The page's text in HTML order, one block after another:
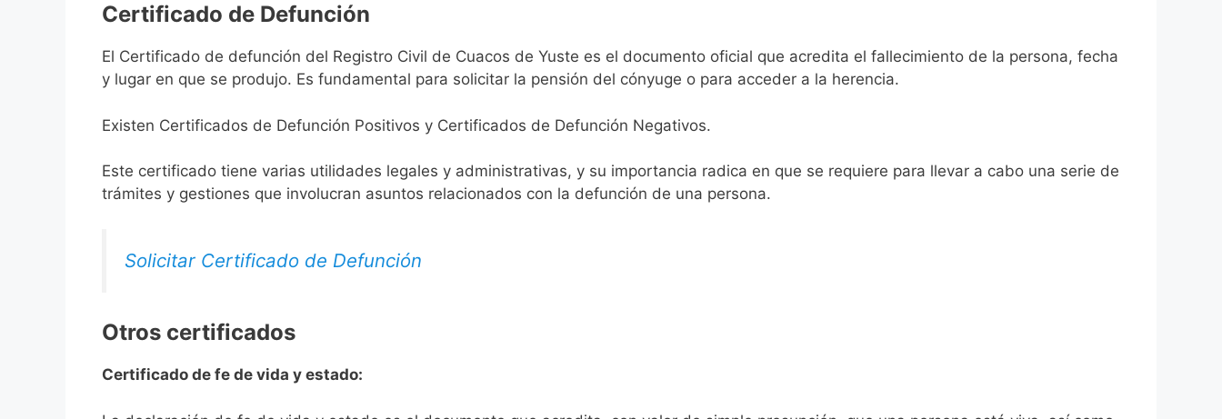
Certificado de Defunción
El Certificado de defunción del Registro Civil de Cuacos de Yuste es el documento oficial que acredita el fallecimiento de la persona, fecha
y lugar en que se produjo. Es fundamental para solicitar la pensión del cónyuge o para acceder a la herencia.
Existen Certificados de Defunción Positivos y Certificados de Defunción Negativos.
Este certificado tiene varias utilidades legales y administrativas, y su importancia radica en que se requiere para llevar a cabo una serie de
trámites y gestiones que involucran asuntos relacionados con la defunción de una persona.
Solicitar Certificado de Defunción
Otros certificados
Certificado de fe de vida y estado: